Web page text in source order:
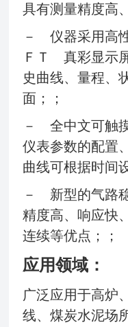
具有测量精度高
－ 仪器采用高
ＦＴ 真彩显示
史曲线、量程、
面；；
－ 全中文可触
仪表参数的配置
曲线可根据时间
－ 新型的气路
精度高、响应快
连续等优点；；
应用领域：
广泛应用于高炉
线、煤炭水泥场